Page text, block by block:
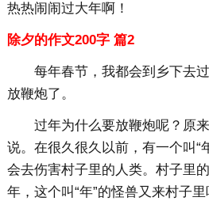
热热闹闹过大年啊！
除夕的作文200字 篇2
每年春节，我都会到乡下去
放鞭炮了。
过年为什么要放鞭炮呢？原
说。在很久很久以前，有一个叫“
会去伤害村子里的人类。村子里
年，这个叫“年”的怪兽又来村子